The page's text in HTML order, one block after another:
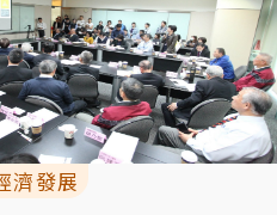
濟發展